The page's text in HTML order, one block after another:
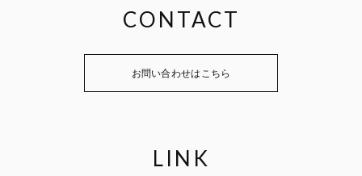
CONTACT
お問い合わせはこちら
LINK